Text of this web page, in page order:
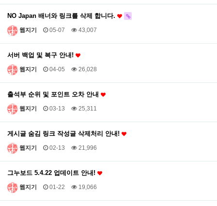
NO Japan 배너와 링크를 삭제 합니다.
웹지기 05-07 43,007
서버 백업 및 복구 안내!
웹지기 04-05 26,028
출석부 순위 및 포인트 오차 안내
웹지기 03-13 25,311
게시글 숨김 링크 작성글 삭제처리 안내!
웹지기 02-13 21,996
그누보드 5.4.22 업데이트 안내!
웹지기 01-22 19,066